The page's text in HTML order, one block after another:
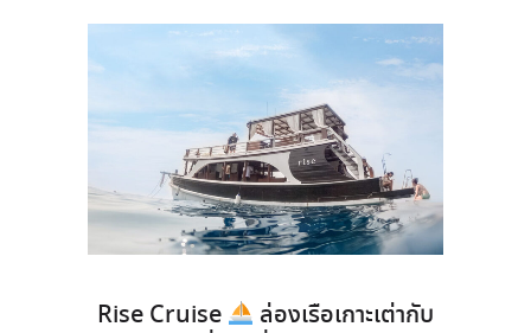
Rise Cruise
ล่องเรือเกาะเต่ากับ